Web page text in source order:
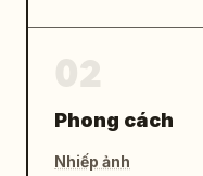
Phong cách
Nhiếp ảnh